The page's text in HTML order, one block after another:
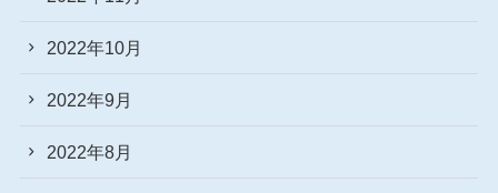
2022年10月
2022年9月
2022年8月